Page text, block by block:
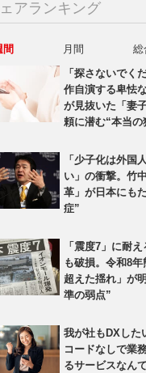
アランキング
間 月間
総
「探さないでく
作自演する卑怯
が見抜いた「妻
頼に潜む“本当の
「少子化は外国
い」の衝撃。竹
革」が日本にも
症”
「震度7」に耐
も破損。令和8
超えた揺れ」が
準の弱点”
我が社もDXした
コードなしで業
るサービスなん